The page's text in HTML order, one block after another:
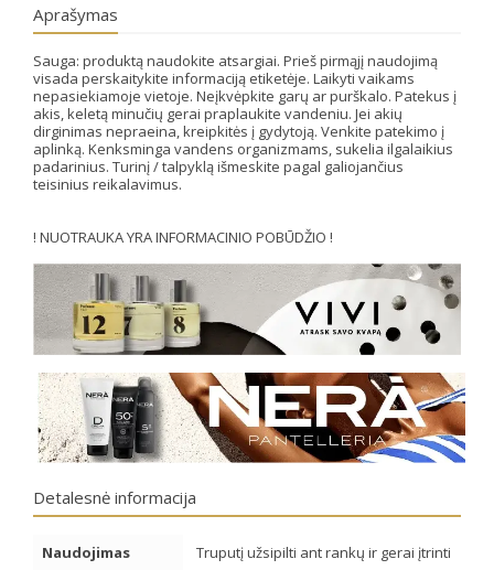
Aprašymas
Sauga: produktą naudokite atsargiai. Prieš pirmąjį naudojimą
visada perskaitykite informaciją etiketėje. Laikyti vaikams
nepasiekiamoje vietoje. Neįkvėpkite garų ar purškalo. Patekus į
akis, keletą minučių gerai praplaukite vandeniu. Jei akių
dirginimas nepraeina, kreipkitės į gydytoją. Venkite patekimo į
aplinką. Kenksminga vandens organizmams, sukelia ilgalaikius
padarinius. Turinį / talpyklą išmeskite pagal galiojančius
teisinius reikalavimus.
! NUOTRAUKA YRA INFORMACINIO POBŪDŽIO !
Detalesnė informacija
Naudojimas
Truputį užsipilti ant rankų ir gerai įtrinti